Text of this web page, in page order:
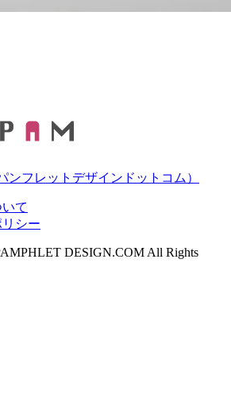
て
シー
DESIGN.COM All Rights